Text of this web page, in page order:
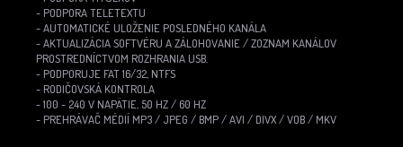
- PODPORA TELETEXTU
- AUTOMATICKÉ ULOŽENIE POSLEDNÉHO KANÁLA
- AKTUALIZÁCIA SOFTVÉRU A ZÁLOHOVANIE / ZOZNAM KANÁLOV
PROSTREDNÍCTVOM ROZHRANIA USB.
- PODPORUJE FAT 16/32, NTFS
- RODIČOVSKÁ KONTROLA
- 100 ~ 240 V NAPÄTIE, 50 HZ / 60 HZ
- PREHRÁVAČ MÉDIÍ MP3 / JPEG / BMP / AVI / DIVX / VOB / MKV